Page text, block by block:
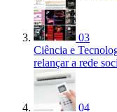
03
Ciência e
relançar a rede
04